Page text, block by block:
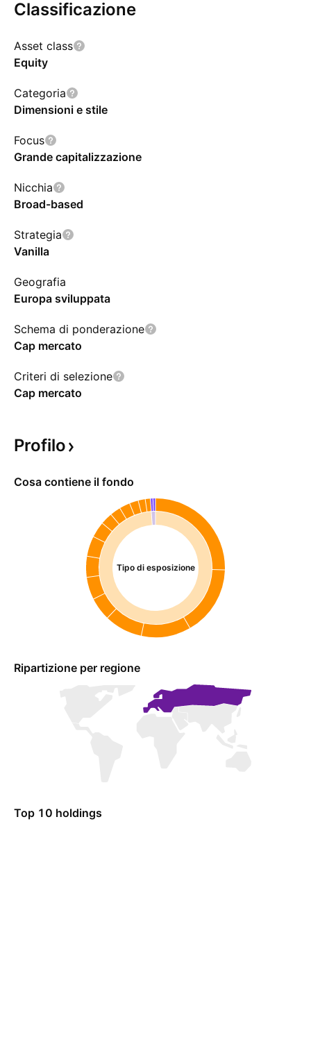
Classificazione
Asset class
Equity
Categoria
Dimensioni e stile
Focus
Grande capitalizzazione
Nicchia
Broad-based
Strategia
Vanilla
Geografia
Europa sviluppata
Schema di ponderazione
Cap mercato
Criteri di selezione
Cap mercato
Profilo
Cosa contiene il fondo
Tipo di esposizione
Ripartizione per regione
Top 10 holdings